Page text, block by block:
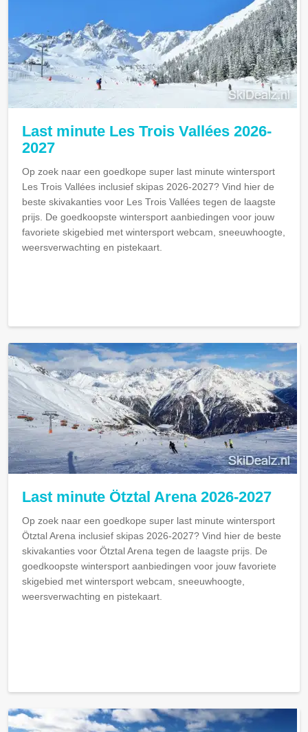
Last minute Les Trois Vallées 2026-
2027
Op zoek naar een goedkope super last minute wintersport
Les Trois Vallées inclusief skipas 2026-2027? Vind hier de
beste skivakanties voor Les Trois Vallées tegen de laagste
prijs. De goedkoopste wintersport aanbiedingen voor jouw
favoriete skigebied met wintersport webcam, sneeuwhoogte,
weersverwachting en pistekaart.
Last minute Ötztal Arena 2026-2027
Op zoek naar een goedkope super last minute wintersport
Ötztal Arena inclusief skipas 2026-2027? Vind hier de beste
skivakanties voor Ötztal Arena tegen de laagste prijs. De
goedkoopste wintersport aanbiedingen voor jouw favoriete
skigebied met wintersport webcam, sneeuwhoogte,
weersverwachting en pistekaart.